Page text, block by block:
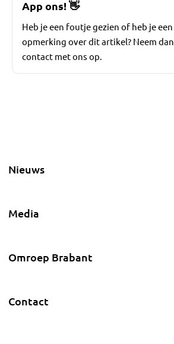
App ons!👋
Heb je een foutje gezien of heb je een
opmerking over dit artikel? Neem dan
contact met ons op.
Nieuws
Media
Omroep Brabant
Contact